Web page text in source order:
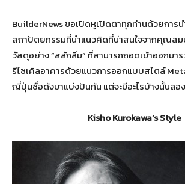
BuilderNews ขอเปิดหูเปิดตาทุกท่านด้วยการ
สถาปัตยกรรมที่นำแนวคิดที่น่าสนใจจากคุณส
วัสดุอย่าง “สลักลิ่ม” ที่สามารถถอดเข้าออกมา
รีไซเคิลอาคารด้วยแนวการออกแบบสไตล์
ญี่ปุ่นชื่อดังมาแบ่งปันกัน แต่จะมีอะไรบ้างนั้นลอ
Kisho Kurokawa’s Style